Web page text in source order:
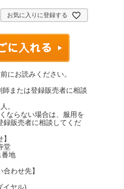
お気に入りに登録する
にお読みください。
または登録販売者に相談
。
ならない場合は、服用を
録販売者に相談してくだ
堂
地
わせ先】
イヤル)